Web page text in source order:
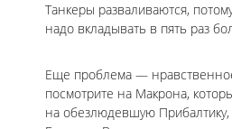
Танкеры разваливаются,
надо вкладывать в пять раз
Еще проблема —
посмотрите на Макрона,
на обезлюдевшую